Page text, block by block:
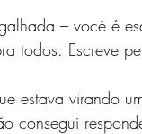
– você é
todos. Escreve
estava virando
consegui